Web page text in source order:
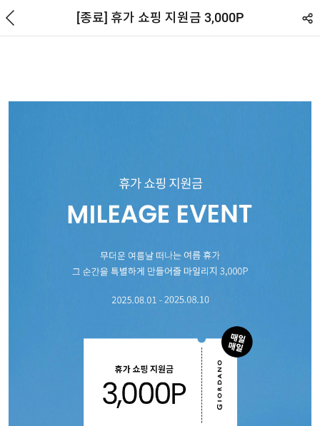
EVENT
구니
0
[종료] 휴가 쇼핑 지원금 3,000P